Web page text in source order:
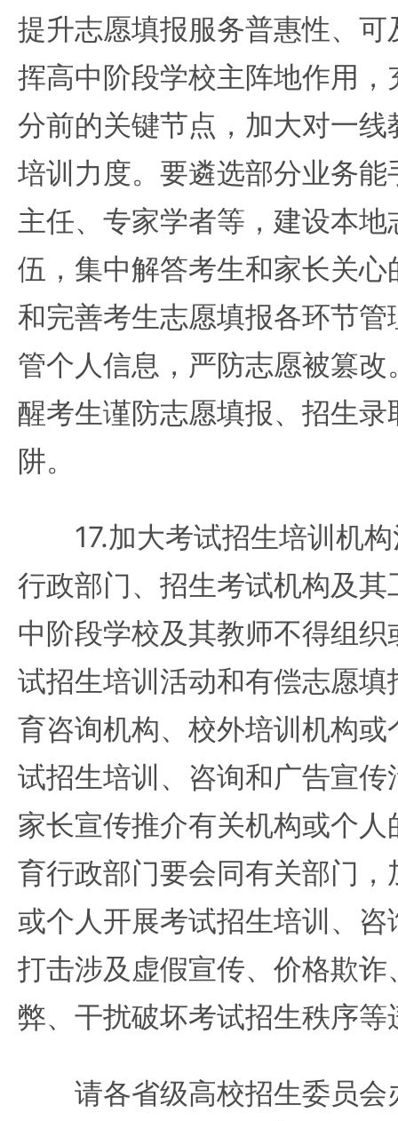
提升志愿填报服务普惠性、
挥高中阶段学校主阵地作用
分前的关键节点，加大对一
培训力度。要遴选部分业务
主任、专家学者等，建设本
伍，集中解答考生和家长关
和完善考生志愿填报各环节
管个人信息，严防志愿被篡
醒考生谨防志愿填报、招生
阱。
17.加大考试招生培训机构
行政部门、招生考试机构及
中阶段学校及其教师不得组
试招生培训活动和有偿志愿
育咨询机构、校外培训机构
试招生培训、咨询和广告宣
家长宣传推介有关机构或个
育行政部门要会同有关部门
或个人开展考试招生培训、
打击涉及虚假宣传、价格欺
弊、干扰破坏考试招生秩序
请各省级高校招生委员会